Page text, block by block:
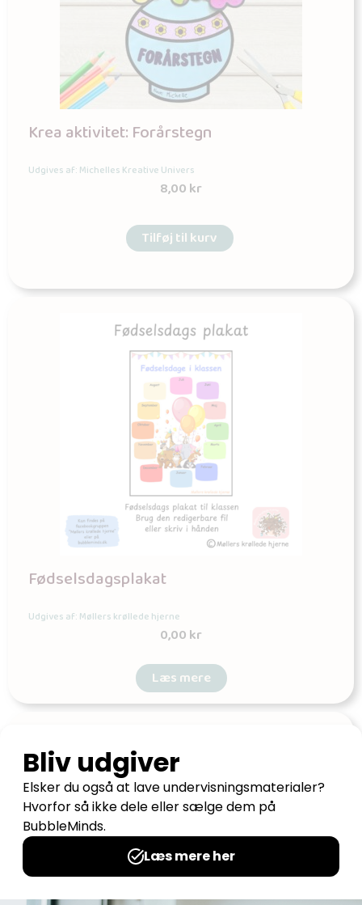
Krea aktivitet: Forårstegn
Udgives af: Michelles Kreative Univers
8,00kr
Tilføj til kurv
Fødselsdagsplakat
Udgives af: Møllers krøllede hjerne
0,00kr
Læs mere